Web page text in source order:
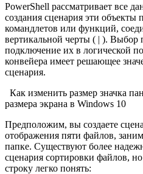
PowerShell рассматривает все
создания сценария эти объекты
командлетов или функций,
вертикальной черты ( | ). Выбор
подключение их в логической
конвейера имеет решающее
сценария.
Как изменить размер значка
размера экрана в Windows 10
Предположим, вы создаете
отображения пяти файлов,
папке. Существуют более
сценария сортировки файлов,
строку легко понять: